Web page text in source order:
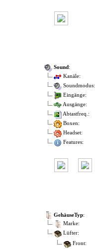
Sound:
Kanäle:
Soundmodus:
Eingänge:
Ausgänge:
Abtastfreq.:
Boxen:
Headset:
Features:
GehäuseTyp:
Marke:
Lüfter:
Front: